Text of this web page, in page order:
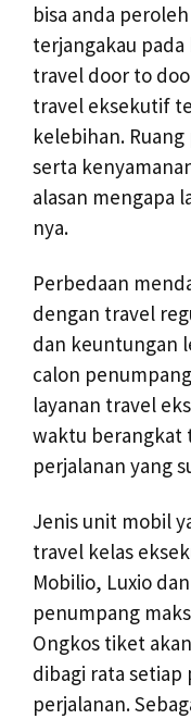
bisa anda
terjangakau
travel door to
travel eksekutif
kelebihan.
serta
alasan mengapa
nya.
Perbedaan
dengan travel
dan keuntungan
calon
layanan travel
waktu berangkat
perjalanan yang
Jenis unit mobil
travel kelas
Mobilio, Luxio
penumpang
Ongkos tiket
dibagi rata
perjalanan.